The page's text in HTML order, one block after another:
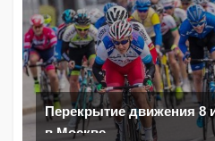
Перекрытие движения 8 и
в Москве